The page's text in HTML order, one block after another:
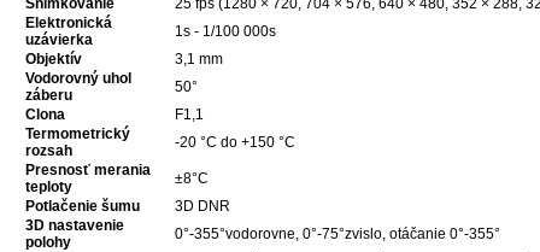
Snímkovanie
25 fps (1280 × 720, 704 × 576, 640 × 480, 352 × 288,
Elektronická
uzávierka
1s - 1/100 000s
Objektív
3,1 mm
Vodorovný uhol
záberu
50°
Clona
F1,1
Termometrický
rozsah
-20 °C do +150 °C
Presnosť merania
teploty
±8°C
Potlačenie šumu
3D DNR
3D nastavenie
polohy
0°-355°vodorovne, 0°-75°zvislo, otáčanie 0°-355°